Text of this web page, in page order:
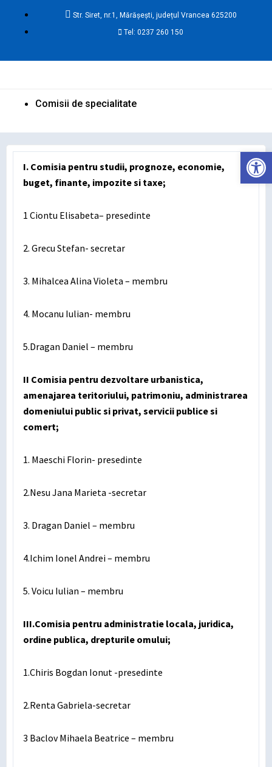
Str. Siret, nr.1, Mărășești, județul Vrancea 625200
Tel: 0237 260 150
Comisii de specialitate
I. Comisia pentru studii, prognoze, economie,
buget, finante, impozite si taxe;
1 Ciontu Elisabeta– presedinte
2. Grecu Stefan- secretar
3. Mihalcea Alina Violeta – membru
4. Mocanu Iulian- membru
5.Dragan Daniel – membru
II Comisia pentru dezvoltare urbanistica,
amenajarea teritoriului, patrimoniu, administrarea
domeniului public si privat, servicii publice si
comert;
1. Maeschi Florin- presedinte
2.Nesu Jana Marieta -secretar
3. Dragan Daniel – membru
4.Ichim Ionel Andrei – membru
5. Voicu Iulian – membru
III.Comisia pentru administratie locala, juridica,
ordine publica, drepturile omului;
1.Chiris Bogdan Ionut -presedinte
2.Renta Gabriela-secretar
3 Baclov Mihaela Beatrice – membru
Deschide